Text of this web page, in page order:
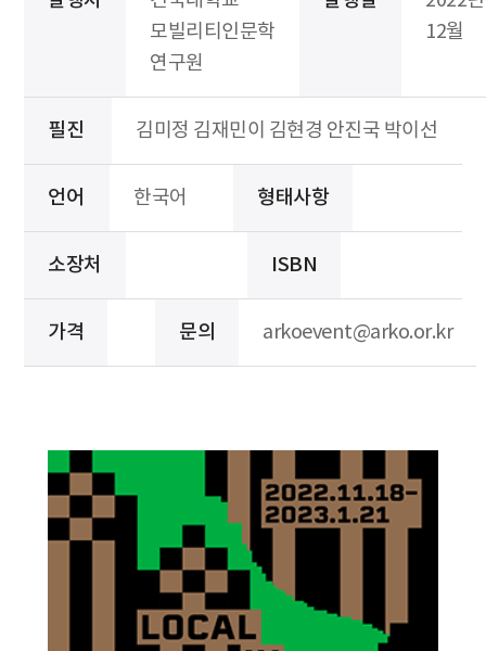
모빌리티인문학
연구원
12월
필진 김미정 김재민이 김현경 안진국 박이선
언어 한국어 형태사항
소장처 ISBN
가격 문의 arkoevent@arko.or.kr